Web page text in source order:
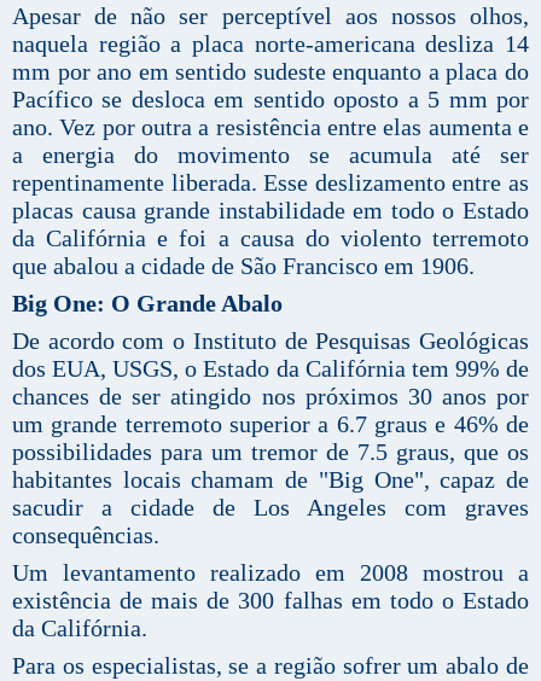
Apesar de não ser perceptível aos nossos olhos,
naquela região a placa norte-americana desliza 14
mm por ano em sentido sudeste enquanto a placa do
Pacífico se desloca em sentido oposto a 5 mm por
ano. Vez por outra a resistência entre elas aumenta e
a energia do movimento se acumula até ser
repentinamente liberada. Esse deslizamento entre as
placas causa grande instabilidade em todo o Estado
da Califórnia e foi a causa do violento terremoto
que abalou a cidade de São Francisco em 1906.
Big One: O Grande Abalo
De acordo com o Instituto de Pesquisas Geológicas
dos EUA, USGS, o Estado da Califórnia tem 99% de
chances de ser atingido nos próximos 30 anos por
um grande terremoto superior a 6.7 graus e 46% de
possibilidades para um tremor de 7.5 graus, que os
habitantes locais chamam de "Big One", capaz de
sacudir a cidade de Los Angeles com graves
consequências.
Um levantamento realizado em 2008 mostrou a
existência de mais de 300 falhas em todo o Estado
da Califórnia.
Para os especialistas, se a região sofrer um abalo de